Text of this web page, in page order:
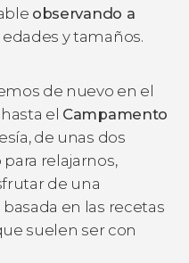
observando a
y tamaños.
de nuevo en el
el Campamento
de unas dos
relajarnos,
de una
basada en las recetas
suelen ser con